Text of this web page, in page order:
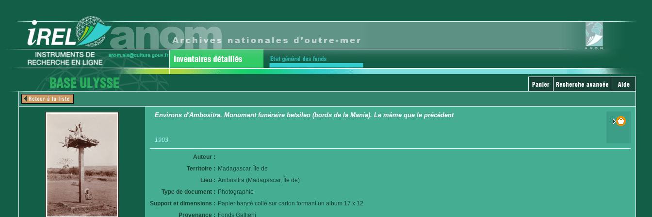
Environs d'Ambositra. Monument funéraire betsileo (bords de la Mania). Le même que le précédent
1903
Auteur :
Territoire : Madagascar, Île de
Lieu : Ambositra (Madagascar, Île de)
Type de document : Photographie
Support et dimensions : Papier baryté collé sur carton formant un album 17 x 12
Provenance : Fonds Gallieni